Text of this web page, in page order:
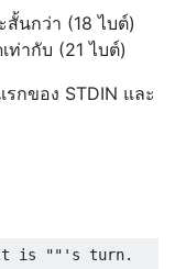
นกว่า (18 ไบต์)
ากับ (21 ไบต์)
กของ STDIN และ
is ""'s turn.